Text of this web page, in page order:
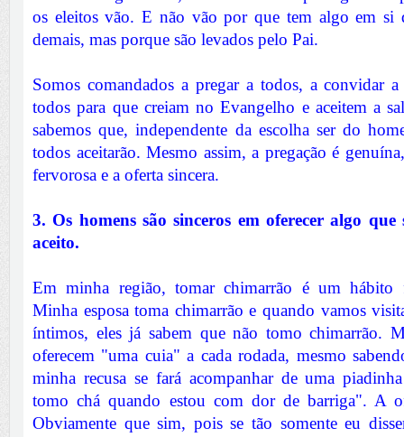
os eleitos vão. E não vão por que tem algo em si
demais, mas porque são levados pelo Pai.
Somos comandados a pregar a todos, a convidar
todos para que creiam no Evangelho e aceitem a
sabemos que, independente da escolha ser do
todos aceitarão. Mesmo assim, a pregação é
fervorosa e a oferta sincera.
3. Os homens são sinceros em oferecer algo que
aceito.
Em minha região, tomar chimarrão é um hábito
Minha esposa toma chimarrão e quando vamos
íntimos, eles já sabem que não tomo chimarrão.
oferecem "uma cuia" a cada rodada, mesmo
minha recusa se fará acompanhar de uma
tomo chá quando estou com dor de barriga". A
Obviamente que sim, pois se tão somente eu